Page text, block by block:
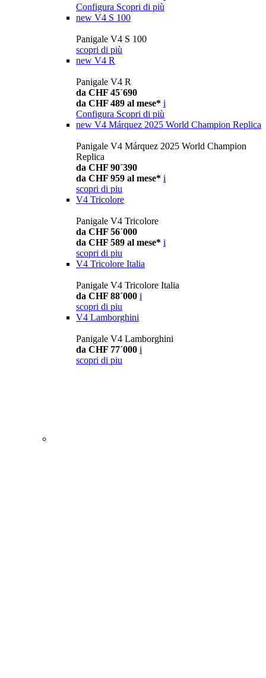
Configura Scopri di più
new V4 S 100
Panigale V4 S 100
scopri di più
new V4 R
Panigale V4 R
da CHF 45´690
da CHF 489 al mese* i
Configura Scopri di più
new V4 Márquez 2025 World Champion Replica
Panigale V4 Márquez 2025 World Champion
Replica
da CHF 90´390
da CHF 959 al mese* i
scopri di piu
V4 Tricolore
Panigale V4 Tricolore
da CHF 56´000
da CHF 589 al mese* i
scopri di piu
V4 Tricolore Italia
Panigale V4 Tricolore Italia
da CHF 88´000 i
scopri di piu
V4 Lamborghini
Panigale V4 Lamborghini
da CHF 77´000 i
scopri di piu